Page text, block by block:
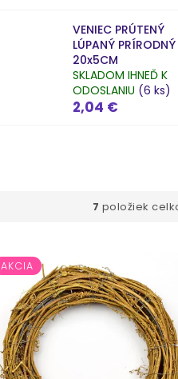
VENIEC PRÚTENÝ
LÚPANÝ PRÍRODNÝ
20x5CM
SKLADOM IHNEĎ K
ODOSLANIU (6 ks)
2,04 €
7 položiek
AKCIA